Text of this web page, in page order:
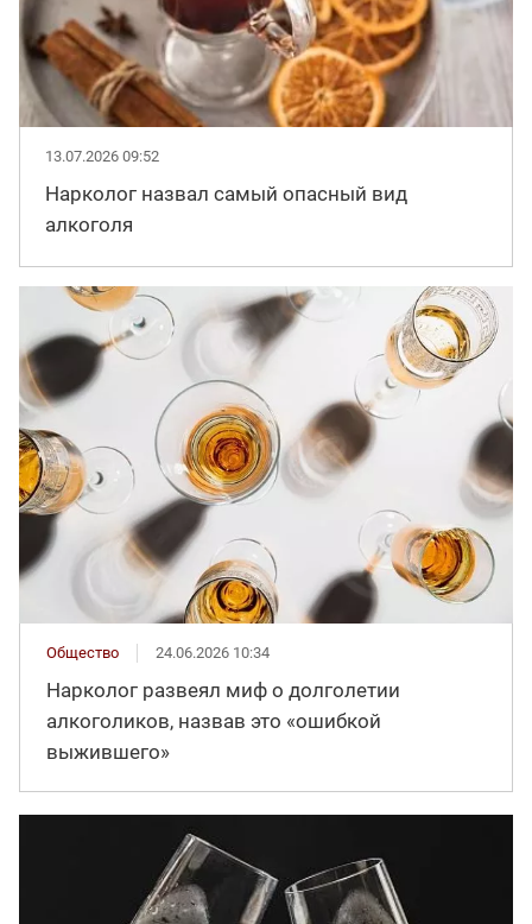
13.07.2026 09:52
Нарколог назвал самый опасный вид
алкоголя
Общество 24.06.2026 10:34
Нарколог развеял миф о долголетии
алкоголиков, назвав это «ошибкой
выжившего»